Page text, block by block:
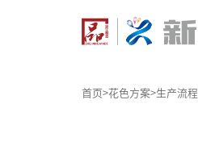
首页>花色方案>生产流程